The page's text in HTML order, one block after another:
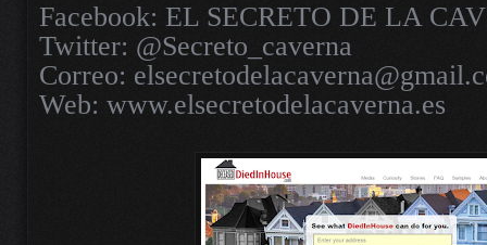
Facebook: EL SECRETO DE LA
Twitter: @Secreto_caverna
Correo:
Web: www.elsecretodelacaverna.es